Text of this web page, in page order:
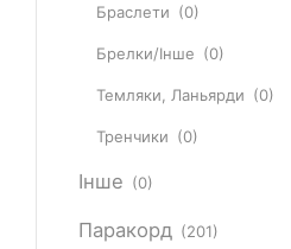
Браслети (0)
Брелки/Інше (0)
Темляки, Ланьярди (0)
Тренчики (0)
Інше (0)
Паракорд (201)